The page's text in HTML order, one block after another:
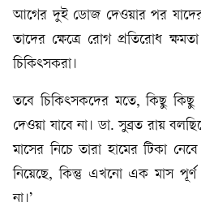
আগের দুই ডোজ দেওয়ার পর যাদের
তাদের ক্ষেত্রে রোগ প্রতিরোধ
চিকিৎসকরা।
তবে চিকিৎসকদের মতে, কিছু কিছু
দেওয়া যাবে না। ডা. সুব্রত রায়
মাসের নিচে তারা হামের টিকা
নিয়েছে, কিন্তু এখনো এক মাস পূর্ণ